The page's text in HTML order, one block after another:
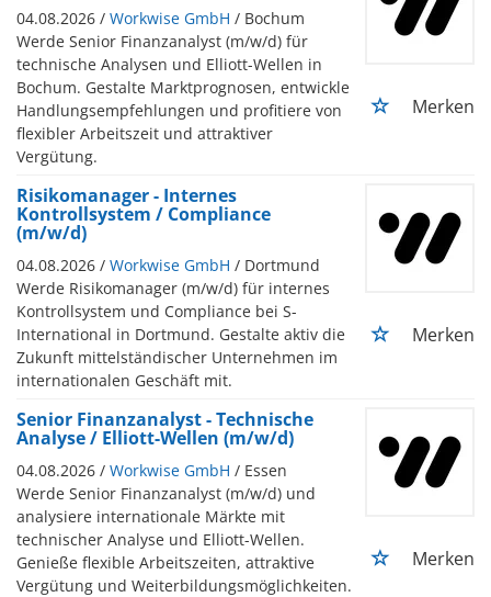
04.08.2026 / Workwise GmbH / Bochum
Werde Senior Finanzanalyst (m/w/d) für
technische Analysen und Elliott-Wellen in
Bochum. Gestalte Marktprognosen, entwickle
Handlungsempfehlungen und profitiere von
flexibler Arbeitszeit und attraktiver
Vergütung.
Merken
Risikomanager - Internes
Kontrollsystem / Compliance
(m/w/d)
04.08.2026 / Workwise GmbH / Dortmund
Werde Risikomanager (m/w/d) für internes
Kontrollsystem und Compliance bei S-
International in Dortmund. Gestalte aktiv die
Zukunft mittelständischer Unternehmen im
internationalen Geschäft mit.
Merken
Senior Finanzanalyst - Technische
Analyse / Elliott-Wellen (m/w/d)
04.08.2026 / Workwise GmbH / Essen
Werde Senior Finanzanalyst (m/w/d) und
analysiere internationale Märkte mit
technischer Analyse und Elliott-Wellen.
Genieße flexible Arbeitszeiten, attraktive
Vergütung und Weiterbildungsmöglichkeiten.
Merken